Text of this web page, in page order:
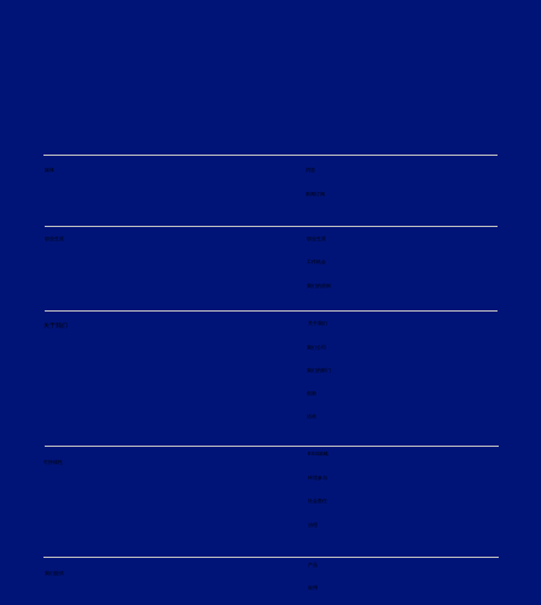
关于我们 关于我们
我们公司
我们的部门
创新
活动
可持续性
ESG策略
环境参与
社会责任
治理
我们提供
产品
应用
媒体 消息
新闻订阅
职业生涯 职业生涯
工作机会
我们的原则